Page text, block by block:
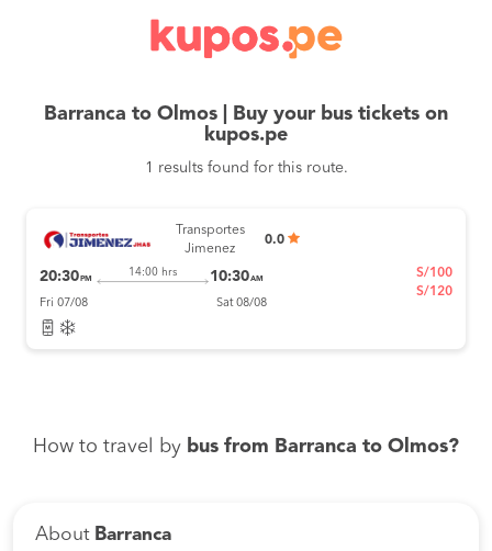
Barranca to Olmos | Buy your bus tickets on
kupos.pe
1 results found for this route.
Transportes
Jimenez
0.0
20:30 PM
14:00 hrs 10:30AM
Fri 07/08 Sat 08/08
S/100
S/120
How to travel by bus from Barranca to Olmos?
About Barranca